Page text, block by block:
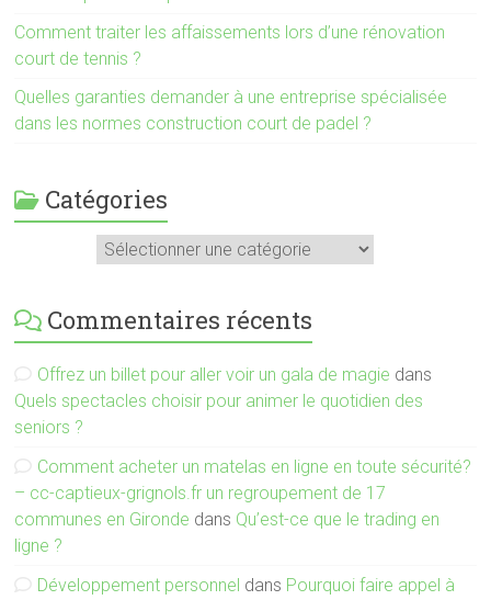
Comment traiter les affaissements lors d’une rénovation
court de tennis ?
Quelles garanties demander à une entreprise spécialisée
dans les normes construction court de padel ?
Catégories
Commentaires récents
Offrez un billet pour aller voir un gala de magie dans
Quels spectacles choisir pour animer le quotidien des
seniors ?
Comment acheter un matelas en ligne en toute sécurité?
– cc-captieux-grignols.fr un regroupement de 17
communes en Gironde dans Qu’est-ce que le trading en
ligne ?
Développement personnel dans Pourquoi faire appel à